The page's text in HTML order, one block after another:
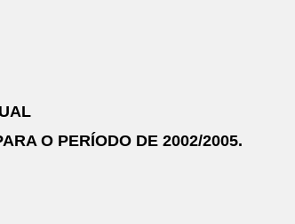
O PERÍODO DE 2002/2005.